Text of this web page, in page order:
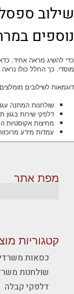
שילוב
נוספים
כדי להשיג מראה אחיד,
מוסדי. כך החלל כולו נראה
דוגמאות לשילובים
שולחנות המתנה
דלפקי שירות
מחיצות
עמדות מידע
מפת אתר
קטגוריות
כסאות
שולחנות
דלפקי קבלה